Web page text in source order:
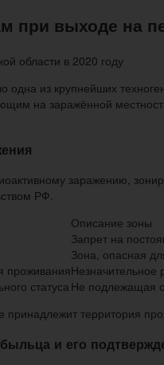
при выходе на
из крупнейших
на заражённой
заражению,
РФ.
Описание зоны
Запрет на
Зона, опасная
проживанияНезначительное
статусаНе подлежащая
принадлежит территория
и его